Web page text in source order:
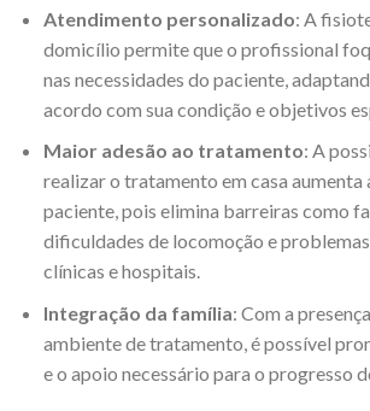
Atendimento personalizado: A
domicílio permite que o profissional
nas necessidades do paciente,
acordo com sua condição e objetivos
Maior adesão ao tratamento: A
realizar o tratamento em casa aumenta
paciente, pois elimina barreiras como
dificuldades de locomoção e problemas
clínicas e hospitais.
Integração da família: Com a
ambiente de tratamento, é possível
e o apoio necessário para o progresso